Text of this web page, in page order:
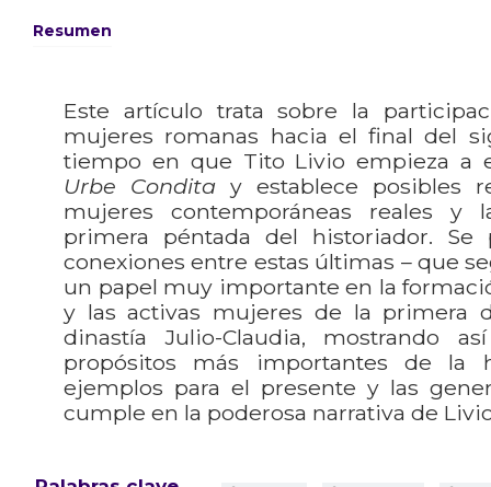
Resumen
Este artículo trata sobre la
mujeres romanas hacia el final del
tiempo en que Tito Livio empieza a
Urbe Conditay establece posibles
mujeres contemporáneas reales y
primera péntada del historiador. Se
conexiones entre estas últimas – que
un papel muy importante en la
y las activas mujeres de la primera
dinastía Julio-Claudia, mostrando
propósitos más importantes de la
ejemplos para el presente y las
cumple en la poderosa narrativa de